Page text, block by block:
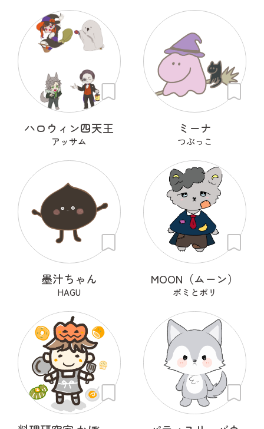
ハロウィン四天王
アッサム
ミーナ
つぶっこ
墨汁ちゃん
HAGU
MOON（ムーン）
ポミとポリ